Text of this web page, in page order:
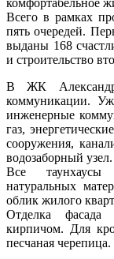
Всего в рамках
пять очередей.
выданы 168
и строительство
В ЖК
коммуникации.
инженерные
газ,
сооружения,
водозаборный узел.
Все таунхаусы
натуральных
облик жилого
Отделка фасада
кирпичом. Для
песчаная черепица.